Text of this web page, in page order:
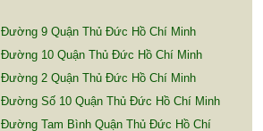
Đường 9 Quận Thủ Đức Hồ Chí Minh
Đường 10 Quận Thủ Đức Hồ Chí Minh
Đường 2 Quận Thủ Đức Hồ Chí Minh
Đường Số 10 Quận Thủ Đức Hồ Chí Minh
Đường Tam Bình Quận Thủ Đức Hồ Chí